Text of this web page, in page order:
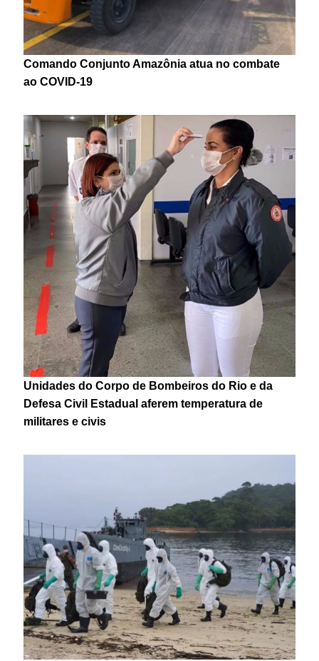
Comando Conjunto Amazônia atua no combate
ao COVID-19
Unidades do Corpo de Bombeiros do Rio e da
Defesa Civil Estadual aferem temperatura de
militares e civis